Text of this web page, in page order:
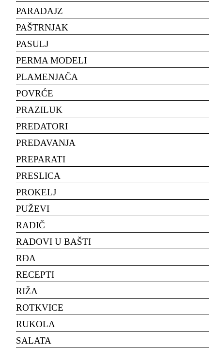
PARADAJZ
PAŠTRNJAK
PASULJ
PERMA MODELI
PLAMENJAČA
POVRĆE
PRAZILUK
PREDATORI
PREDAVANJA
PREPARATI
PRESLICA
PROKELJ
PUŽEVI
RADIČ
RADOVI U BAŠTI
RĐA
RECEPTI
RIŽA
ROTKVICE
RUKOLA
SALATA